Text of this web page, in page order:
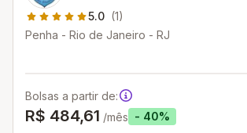
5.0 (1)
Penha - Rio de Janeiro - RJ
Bolsas a partir de:
R$ 484,61 /mês - 40%